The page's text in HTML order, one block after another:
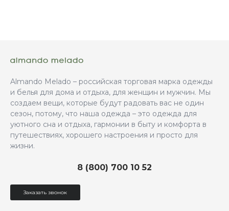
Almando Melado – российская торговая марка одежды
и белья для дома и отдыха, для женщин и мужчин. Мы
создаем вещи, которые будут радовать вас не один
сезон, потому, что наша одежда – это одежда для
уютного сна и отдыха, гармонии в быту и комфорта в
путешествиях, хорошего настроения и просто для
жизни.
8 (800) 700 10 52
Заказать звонок